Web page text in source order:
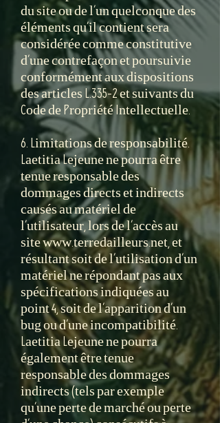
du site ou de l’un quelconque des
éléments qu’il contient sera
considérée comme constitutive
d’une contrefaçon et poursuivie
conformément aux dispositions
des articles L.335-2 et suivants du
Code de Propriété Intellectuelle.
6. Limitations de responsabilité.
Laetitia Lejeune ne pourra être
tenue responsable des
dommages directs et indirects
causés au matériel de
l’utilisateur, lors de l’accès au
site www.terredailleurs.net, et
résultant soit de l’utilisation d’un
matériel ne répondant pas aux
spécifications indiquées au
point 4, soit de l’apparition d’un
bug ou d’une incompatibilité.
Laetitia Lejeune ne pourra
également être tenue
responsable des dommages
indirects (tels par exemple
qu’une perte de marché ou perte